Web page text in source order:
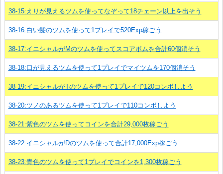
38-15:えりが見えるツムを使ってなぞって18チェーン以上を出そう
38-16:白い髪のツムを使って1プレイで520Exp稼ごう
38-17:イニシャルがMのツムを使ってスコアボムを合計60個消そう
38-18:口が見えるツムを使って1プレイでマイツムを170個消そう
38-19:イニシャルがTのツムを使って1プレイで120コンボしよう
38-20:ツノのあるツムを使って1プレイで110コンボしよう
38-21:紫色のツムを使ってコインを合計29,000枚稼ごう
38-22:イニシャルがDのツムを使って合計17,000Exp稼ごう
38-23:青色のツムを使って1プレイでコインを1,300枚稼ごう